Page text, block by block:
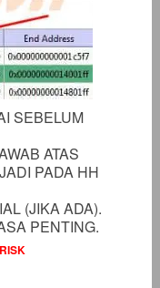
SEBELUM
ATAS
PADA HH
(JIKA ADA).
PENTING.